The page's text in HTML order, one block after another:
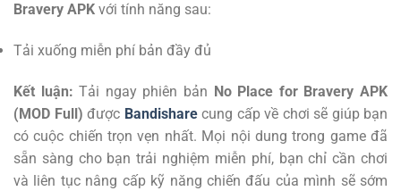
Bravery APK với tính năng sau:
Tải xuống miễn phí bản đầy đủ
Kết luận: Tải ngay phiên bản No Place for Bravery APK
(MOD Full) được Bandisharecung cấp về chơi sẽ giúp bạn
có cuộc chiến trọn vẹn nhất. Mọi nội dung trong game đã
sẵn sàng cho bạn trải nghiệm miễn phí, bạn chỉ cần chơi
và liên tục nâng cấp kỹ năng chiến đấu của mình sẽ sớm